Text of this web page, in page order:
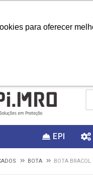
para oferecer
EPI
BOTA BOTA